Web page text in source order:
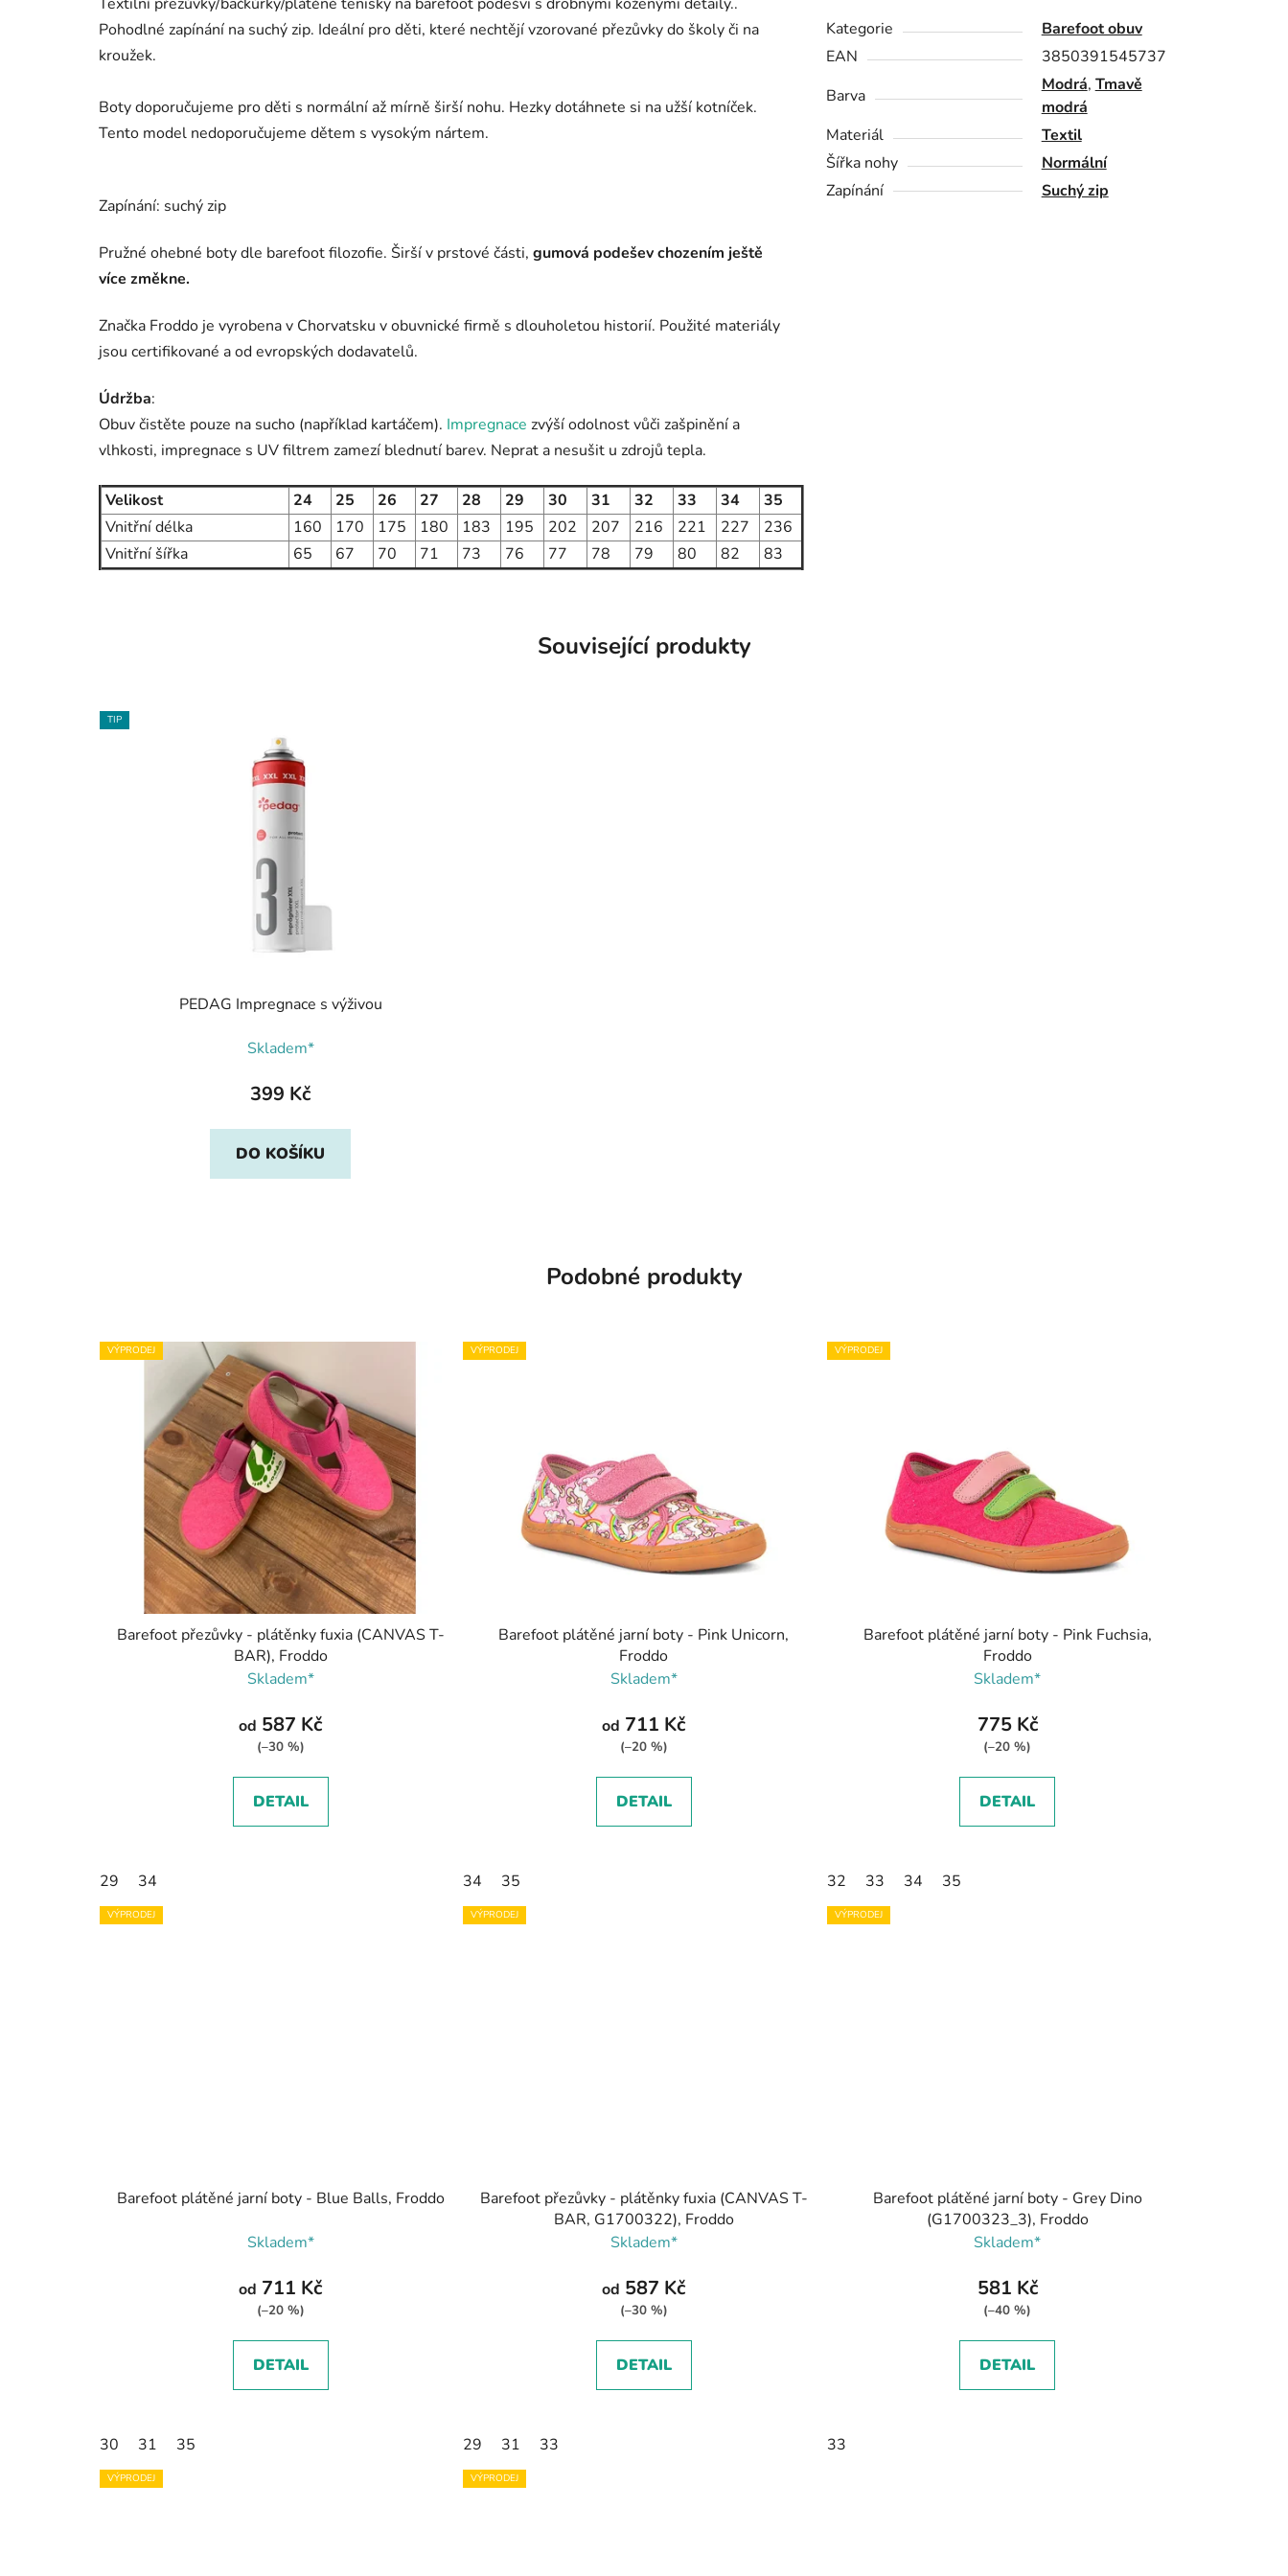
Pohodlné zapínání na suchý zip. Ideální pro děti, které nechtějí vzorované přezůvky do školy či na
kroužek.
Boty doporučujeme pro děti s normální až mírně širší nohu. Hezky dotáhnete si na užší kotníček.
Tento model nedoporučujeme dětem s vysokým nártem.
Zapínání: suchý zip
Pružné ohebné boty dle barefoot filozofie. Širší v prstové části, gumová podešev chozením ještě
více změkne.
Značka Froddo je vyrobena v Chorvatsku v obuvnické firmě s dlouholetou historií. Použité materiály
jsou certifikované a od evropských dodavatelů.
Údržba:
Obuv čistěte pouze na sucho (například kartáčem). Impregnace zvýší odolnost vůči zašpinění a
vlhkosti, impregnace s UV filtrem zamezí blednutí barev. Neprat a nesušit u zdrojů tepla.
Velikost 24 25 26 27 28 29 30 31 32 33 34
35
Vnitřní délka
160 170 175 180 183 195 202 207 216 221 227
236
Vnitřní šířka
65 67 70 71 73 76 77 78 79 80 82 83
Kategorie
Barefoot obuv
EAN
3850391545737
Barva
Modrá, Tmavě
modrá
Materiál
Textil
Šířka nohy
Normální
Zapínání
Suchý zip
Související produkty
TIP
PEDAG Impregnace s výživou
Skladem*
399 Kč
DO KOŠÍKU
Podobné produkty
VÝPRODEJ
Barefoot přezůvky - plátěnky fuxia (CANVAS T-
BAR), Froddo
Skladem*
od 587 Kč
(–30 %)
DETAIL
29 34
VÝPRODEJ
Barefoot plátěné jarní boty - Pink Unicorn,
Froddo
Skladem*
od 711 Kč
(–20 %)
DETAIL
34 35
VÝPRODEJ
Barefoot plátěné jarní boty - Pink Fuchsia,
Froddo
Skladem*
775 Kč
(–20 %)
DETAIL
32 33 34 35
VÝPRODEJ
Barefoot plátěné jarní boty - Blue Balls, Froddo
Skladem*
od 711 Kč
(–20 %)
DETAIL
30 31 35
VÝPRODEJ
Barefoot přezůvky - plátěnky fuxia (CANVAS T-
BAR, G1700322), Froddo
Skladem*
od 587 Kč
(–30 %)
DETAIL
29 31 33
VÝPRODEJ
Barefoot plátěné jarní boty - Grey Dino
(G1700323_3), Froddo
Skladem*
581 Kč
(–40 %)
DETAIL
33
VÝPRODEJ VÝPRODEJ